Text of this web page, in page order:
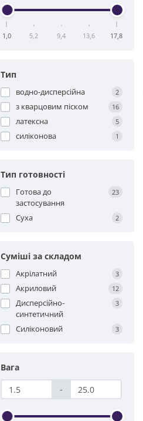
1,0 5,2 9,4 13,6 17,8
Тип
водно-дисперсійна 2
з кварцовим піском 16
латексна 5
силіконова 1
Тип готовності
Готова до
застосування
23
Суха 2
Суміші за складом
Акрілатний 3
Акриловий 12
Дисперсійно-
синтетичний
3
Силіконовий 3
Вага
-